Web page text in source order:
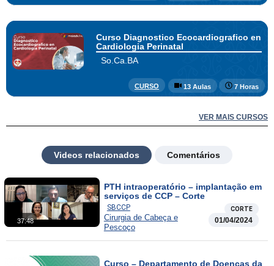
Curso Diagnostico Ecocardiografico en
Cardiologia Perinatal
So.Ca.BA
CURSO 13 Aulas 7 Horas
VER MAIS CURSOS
Videos relacionados Comentários
37:48
PTH intraoperatório – implantação em
serviços de CCP – Corte
SBCCP CORTE
Cirurgia de Cabeça e
Pescoço
01/04/2024
Curso – Departamento de Doenças da